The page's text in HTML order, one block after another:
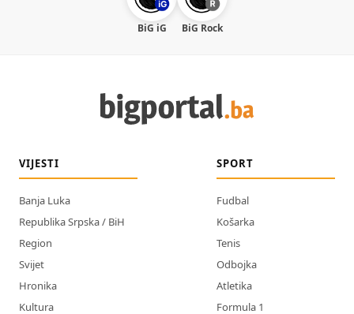
BiG iG BiG Rock
VIJESTI
Banja Luka
Republika Srpska / BiH
Region
Svijet
Hronika
Kultura
SPORT
Fudbal
Košarka
Tenis
Odbojka
Atletika
Formula 1